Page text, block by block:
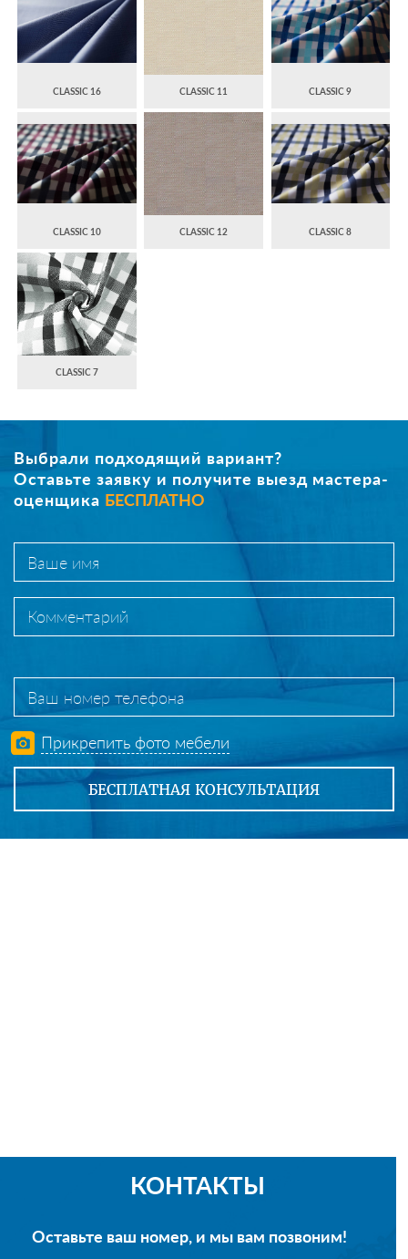
CLASSIC 16 CLASSIC 11 CLASSIC 9
CLASSIC 10 CLASSIC 12 CLASSIC 8
CLASSIC 7
Выбрали подходящий вариант?
Оставьте заявку и получите выезд мастера-
оценщика БЕСПЛАТНО
Прикрепить фото мебели
КОНТАКТЫ
Оставьте ваш номер, и мы вам позвоним!